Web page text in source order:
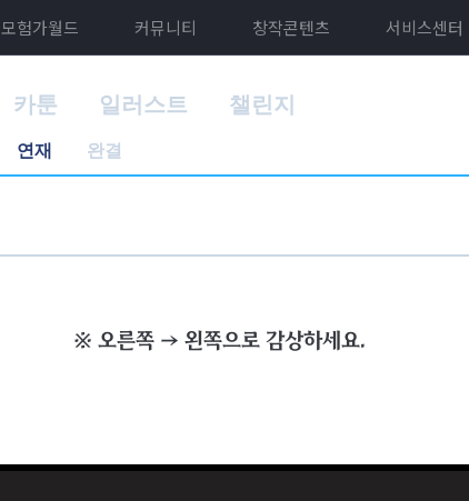
모험가월드 커뮤니티 창작콘텐츠 서비스센터
카툰
연재 완결
일러스트 챌린지
※ 오른쪽 → 왼쪽으로 감상하세요.